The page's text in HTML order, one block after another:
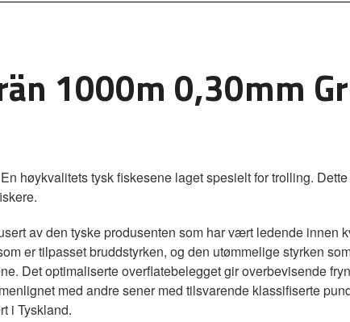
1000m 0,30mm
høykvalitets tysk fiskesene laget spesielt for trolling.
av den tyske produsenten som har vært ledende innen
er tilpasset bruddstyrken, og den utømmelige styrken
Det optimaliserte overflatebelegget gir overbevisende
med andre sener med tilsvarende klassifiserte
i Tyskland.